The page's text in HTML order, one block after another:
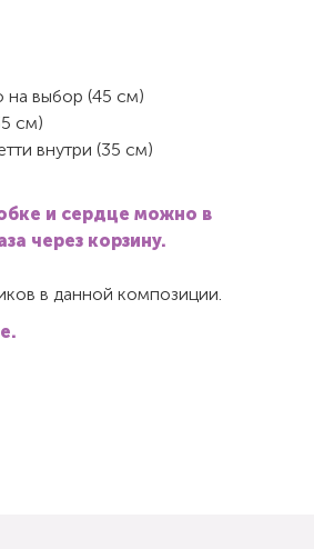
на выбор (45 см)
см)
внутри (35 см)
и сердце можно в
через корзину.
в данной композиции.